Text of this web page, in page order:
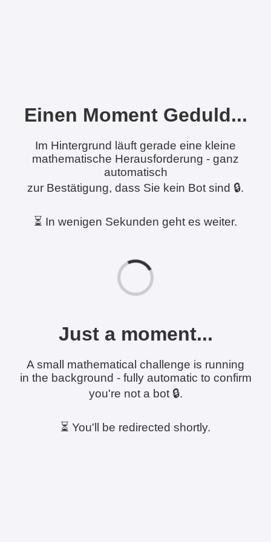
Einen Moment Geduld...
Im Hintergrund läuft gerade eine kleine
mathematische Herausforderung - ganz
automatisch
zur Bestätigung, dass Sie kein Bot sind 🔒.
⏳ In wenigen Sekunden geht es weiter.
Just a moment...
A small mathematical challenge is running
in the background - fully automatic to confirm
you're not a bot 🔒.
⏳ You'll be redirected shortly.